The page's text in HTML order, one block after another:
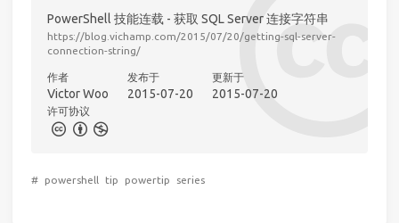
PowerShell 技能连载 - 获取 SQL Server 连接字符串
https://blog.vichamp.com/2015/07/20/getting-sql-server-
connection-string/
作者
Victor Woo
发布于
2015-07-20
更新于
2015-07-20
许可协议
# powershell tip powertip series